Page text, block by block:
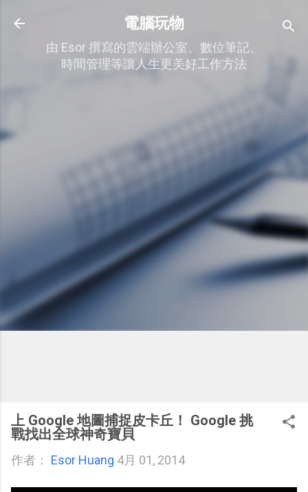
跳到主要內容
電腦玩物
由 Esor 撰寫的雲端辦公室、數位筆記、
時間管理等讓人生更美好工作方法
上 Google 地圖捕捉皮卡丘！ Google 挑
戰找出全球神奇寶貝
作者： Esor Huang 4月 01, 2014